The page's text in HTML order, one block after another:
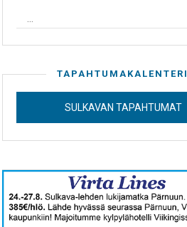
TAPAHTUMAKALENTERI
SULKAVAN TAPAHTUMAT